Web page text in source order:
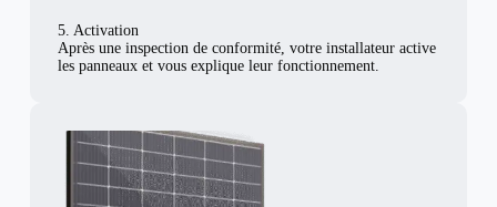
5. Activation
Après une inspection de conformité, votre installateur active
les panneaux et vous explique leur fonctionnement.